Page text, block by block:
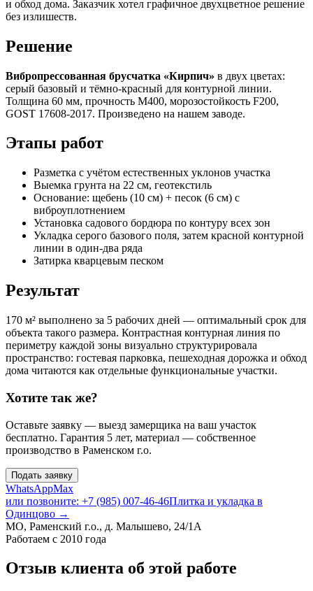
и обход дома. Заказчик хотел графичное двухцветное решение
без излишеств.
Решение
Вибропрессованная брусчатка «Кирпич» в двух цветах:
серый базовый и тёмно-красный для контурной линии.
Толщина 60 мм, прочность М400, морозостойкость F200,
GOST 17608-2017. Произведено на нашем заводе.
Этапы работ
Разметка с учётом естественных уклонов участка
Выемка грунта на 22 см, геотекстиль
Основание: щебень (10 см) + песок (6 см) с
виброуплотнением
Установка садового бордюра по контуру всех зон
Укладка серого базового поля, затем красной контурной
линии в один-два ряда
Затирка кварцевым песком
Результат
170 м² выполнено за 5 рабочих дней — оптимальный срок для
объекта такого размера. Контрастная контурная линия по
периметру каждой зоны визуально структурировала
пространство: гостевая парковка, пешеходная дорожка и обход
дома читаются как отдельные функциональные участки.
Хотите так же?
Оставьте заявку — выезд замерщика на ваш участок
бесплатно. Гарантия 5 лет, материал — собственное
производство в Раменском г.о.
Подать заявку
WhatsAppMax
или позвоните: +7 (985) 007-46-46Плитка и укладка в
Одинцово →
МО, Раменский г.о., д. Малышево, 24/1А
Работаем с 2010 года
Отзыв клиента об этой работе